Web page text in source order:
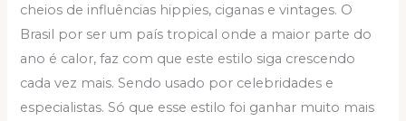
cheios de influências hippies, ciganas e vintages. O
Brasil por ser um país tropical onde a maior parte do
ano é calor, faz com que este estilo siga crescendo
cada vez mais. Sendo usado por celebridades e
especialistas. Só que esse estilo foi ganhar muito mais